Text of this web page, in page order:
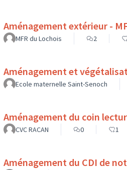
Aménagement extérieur -
MFR du Lochois 2
Aménagement et
Ecole maternelle Saint-Senoch
Aménagement du coin
CVC RACAN 0 1
Aménagement du CDI de